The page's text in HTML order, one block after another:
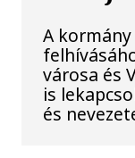
A
városa és
is
és